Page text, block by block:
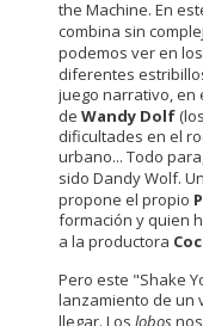
the Machine. En
combina sin
podemos ver en los
diferentes
juego narrativo, en
de Wandy Dolf
dificultades en el
urbano... Todo
sido Dandy Wolf.
propone el propio
formación y quien
a la productora
Pero este "Shake
lanzamiento de un
llegar. Los lobos